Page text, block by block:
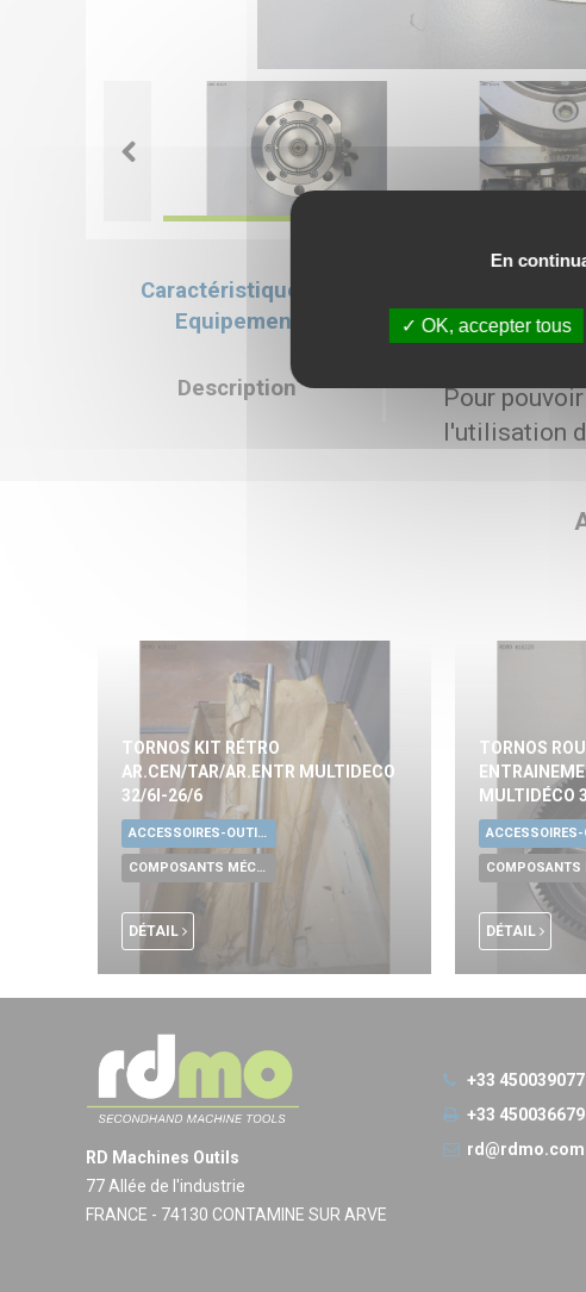
En
OK, accepter tous
Caractéristiques &
Equipement
Prix de vente : 800 € HT
Description
Pour
l'utilisation
TORNOS KIT RÉTRO
AR.CEN/TAR/AR.ENTR MULTIDECO
32/6I-26/6
ACCESSOIRES-OUTILLAGE UNIVERSELS
COMPOSANTS MÉCANIQUES
DÉTAIL
TORNOS
MULTIDÉCO
DÉTAIL
RD Machines Outils
77 Allée de l'industrie
FRANCE - 74130 CONTAMINE SUR ARVE
+33 450039077
+33 450036679
rd@rdmo.com